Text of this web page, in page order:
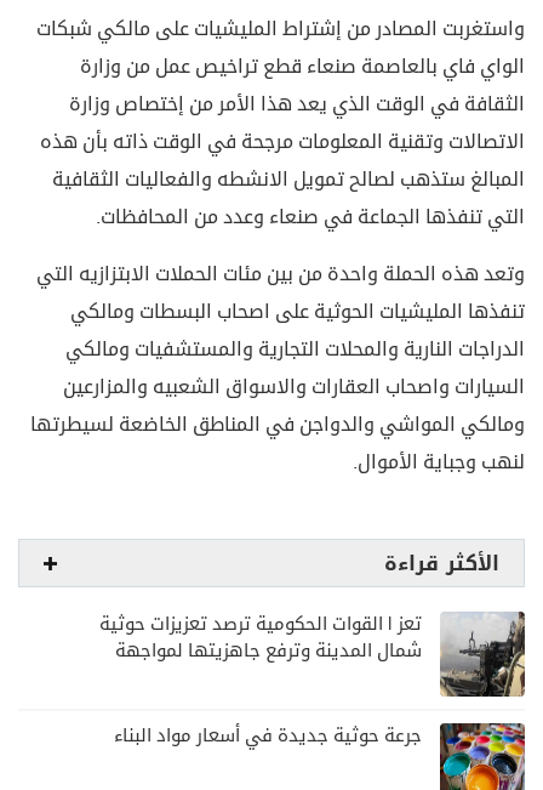
واستغربت المصادر من إشتراط المليشيات على مالكي شبكات
الواي فاي بالعاصمة صنعاء قطع تراخيص عمل من وزارة
الثقافة في الوقت الذي يعد هذا الأمر من إختصاص وزارة
الاتصالات وتقنية المعلومات مرجحة في الوقت ذاته بأن هذه
المبالغ ستذهب لصالح تمويل الانشطه والفعاليات الثقافية
التي تنفذها الجماعة في صنعاء وعدد من المحافظات.
وتعد هذه الحملة واحدة من بين مئات الحملات الابتزازيه التي
تنفذها المليشيات الحوثية على اصحاب البسطات ومالكي
الدراجات النارية والمحلات التجارية والمستشفيات ومالكي
السيارات واصحاب العقارات والاسواق الشعبيه والمزارعين
ومالكي المواشي والدواجن في المناطق الخاضعة لسيطرتها
لنهب وجباية الأموال.
الأكثر قراءة
تعز | القوات الحكومية ترصد تعزيزات حوثية
شمال المدينة وترفع جاهزيتها لمواجهة
جرعة حوثية جديدة في أسعار مواد البناء